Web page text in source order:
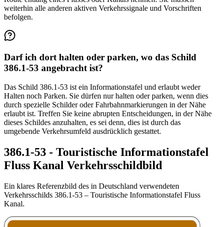
weiterhin alle anderen aktiven Verkehrssignale und Vorschriften
befolgen.
Darf ich dort halten oder parken, wo das Schild
386.1-53 angebracht ist?
Das Schild 386.1-53 ist ein Informationstafel und erlaubt weder
Halten noch Parken. Sie dürfen nur halten oder parken, wenn dies
durch spezielle Schilder oder Fahrbahnmarkierungen in der Nähe
erlaubt ist. Treffen Sie keine abrupten Entscheidungen, in der Nähe
dieses Schildes anzuhalten, es sei denn, dies ist durch das
umgebende Verkehrsumfeld ausdrücklich gestattet.
386.1-53 - Touristische Informationstafel
Fluss Kanal Verkehrsschildbild
Ein klares Referenzbild des in Deutschland verwendeten
Verkehrsschilds 386.1-53 – Touristische Informationstafel Fluss
Kanal.